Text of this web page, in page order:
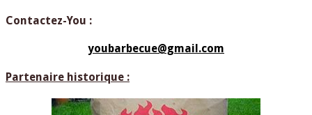
Contactez-You :
youbarbecue@gmail.com
Partenaire historique :